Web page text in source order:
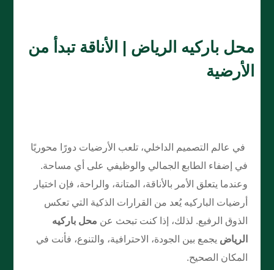
محل باركيه الرياض | الأناقة تبدأ من
الأرضية
في عالم التصميم الداخلي، تلعب الأرضيات دورًا محوريًا
في إضفاء الطابع الجمالي والوظيفي على أي مساحة.
وعندما يتعلق الأمر بالأناقة، المتانة، والراحة، فإن اختيار
أرضيات الباركيه يُعد من القرارات الذكية التي تعكس
الذوق الرفيع. لذلك، إذا كنت تبحث عن محل باركيه
الرياض يجمع بين الجودة، الاحترافية، والتنوع، فأنت في
المكان الصحيح.